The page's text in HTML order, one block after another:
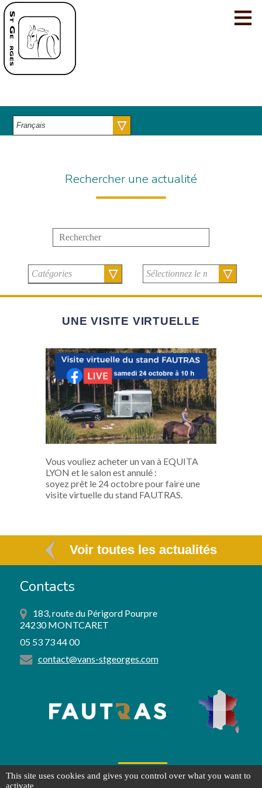
≡
Actualités
Contacts
Rechercher une actualité
UNE VISITE VIRTUELLE
Vous vouliez acheter un van à EQUITA
LYON et le salon est annulé :
soyez prêt le 24 octobre pour faire une
visite virtuelle du stand FAUTRAS.
Voir toutes les actualités
Contacts
183, route du Périgord Pourpre
24230 MONTCARET
05 53 73 44 00
contact@vans-stgeorges.com
© 2018 Vans St Georges -Mentions légales-Politique de confidentialité-
Cookies management panel
This site uses cookies and gives you control over what you want to
activate